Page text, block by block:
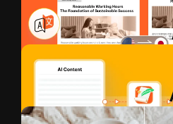
Tenorshare